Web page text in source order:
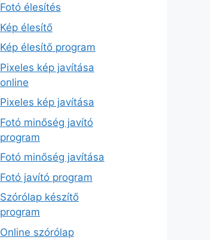
Fotó élesítés
Kép élesítő
Kép élesítő program
Pixeles kép javítása
online
Pixeles kép javítása
Fotó minőség javító
program
Fotó minőség javítása
Fotó javító program
Szórólap készítő
program
Online szórólap